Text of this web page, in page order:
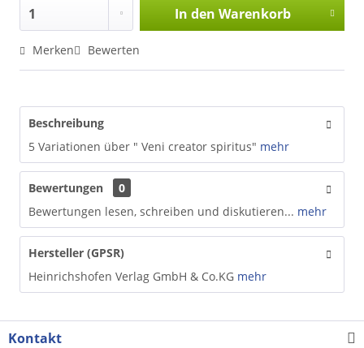
In den Warenkorb
Merken Bewerten
Beschreibung
5 Variationen über " Veni creator spiritus" mehr
Bewertungen
0
Bewertungen lesen, schreiben und diskutieren... mehr
Hersteller (GPSR)
Heinrichshofen Verlag GmbH & Co.KG mehr
Kontakt